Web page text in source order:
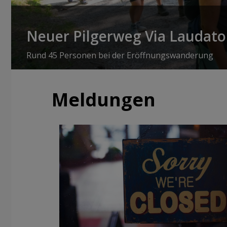
Neuer Pilgerweg Via Laudato
Rund 45 Personen bei der Eröffnungswanderung
Meldungen